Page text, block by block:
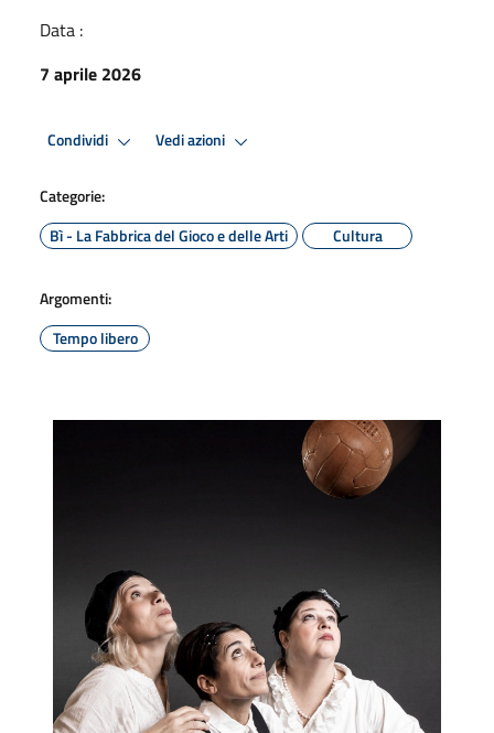
Data :
7 aprile 2026
Condividi Vedi azioni
Categorie:
Bì - La Fabbrica del Gioco e delle Arti
Cultura
Argomenti:
Tempo libero